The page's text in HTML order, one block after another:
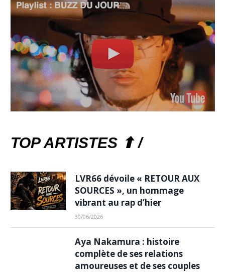
TOP ARTISTES ⬆ /
LVR66 dévoile « RETOUR AUX
SOURCES », un hommage
vibrant au rap d’hier
30/06/2026
Aya Nakamura : histoire
complète de ses relations
amoureuses et de ses couples